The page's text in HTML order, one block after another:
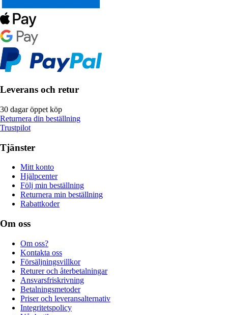
Leverans och retur
30 dagar öppet köp
Returnera din beställning
Trustpilot
Tjänster
Mitt konto
Hjälpcenter
Följ min beställning
Returnera min beställning
Rabattkoder
Om oss
Om oss?
Kontakta oss
Försäljningsvillkor
Returer och återbetalningar
Ansvarsfriskrivning
Betalningsmetoder
Priser och leveransalternativ
Integritetspolicy